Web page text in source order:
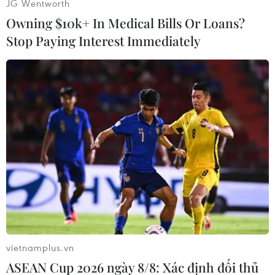
#Bắc Giang #Cờ vua #Vận động viên
#Thi đấu
Bắc Giang
Bắc Ninh
JG Wentworth
Owning $10k+ In Medical Bills Or Loans?
Stop Paying Interest Immediately
vietnamplus.vn
ASEAN Cup 2026 ngày 8/8: Xác định đối thủ